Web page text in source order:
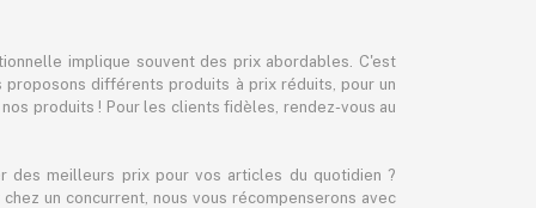
implique souvent des prix abordables. C'est
proposons différents produits à prix réduits, pour un
produits ! Pour les clients fidèles, rendez-vous au
des meilleurs prix pour vos articles du quotidien ?
un concurrent, nous vous récompenserons avec